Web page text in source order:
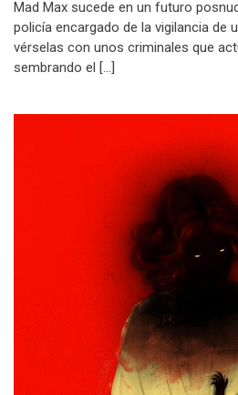
Mad Max sucede en un futuro
policía encargado de la vigilancia de
vérselas con unos criminales que
sembrando el […]